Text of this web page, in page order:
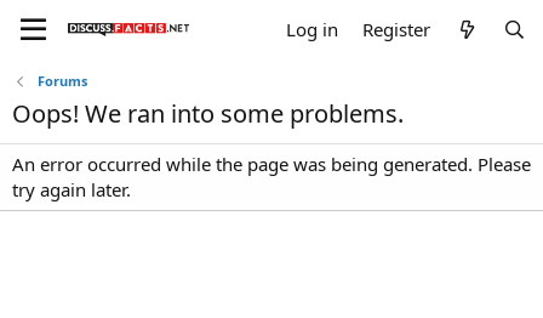
Log in Register
Forums
Oops! We ran into some problems.
An error occurred while the page was being generated. Please
try again later.